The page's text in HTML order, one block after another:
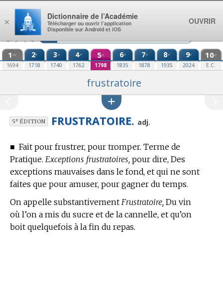
Aller au contenu
1 re
1694
2e
1718
3e
1740
4e
1762
5e
1798
6e
1835
7e
1878
8e
1935
9e
2024
10e
E.C.
frustratoire
5eÉDITION FRUSTRATOIRE. adj.
■ Fait pour frustrer, pour tromper. Terme de
Pratique. Exceptions frustratoires, pour dire, Des
exceptions mauvaises dans le fond, et qui ne sont
faites que pour amuser, pour gagner du temps.
On appelle substantivement Frustratoire, Du vin
où l’on a mis du sucre et de la cannelle, et qu’on
boit quelquefois à la fin du repas.
×
Dictionnaire de l’Académie
Télécharger ou ouvrir l’application
Disponible sur Android et iOS
OUVRIR